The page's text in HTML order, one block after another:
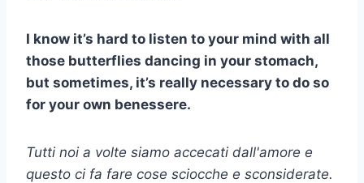
I know it’s hard to listen to your mind with all
those butterflies dancing in your stomach,
but sometimes, it’s really necessary to do so
for your own benessere.
Tutti noi a volte siamo accecati dall'amore e
questo ci fa fare cose sciocche e sconsiderate.